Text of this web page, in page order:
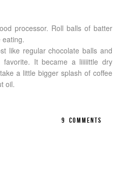
processor. Roll balls of batter
eating.
like regular chocolate balls and
favorite. It became a liiiiittle dry
a little bigger splash of coffee
oil.
9 COMMENTS